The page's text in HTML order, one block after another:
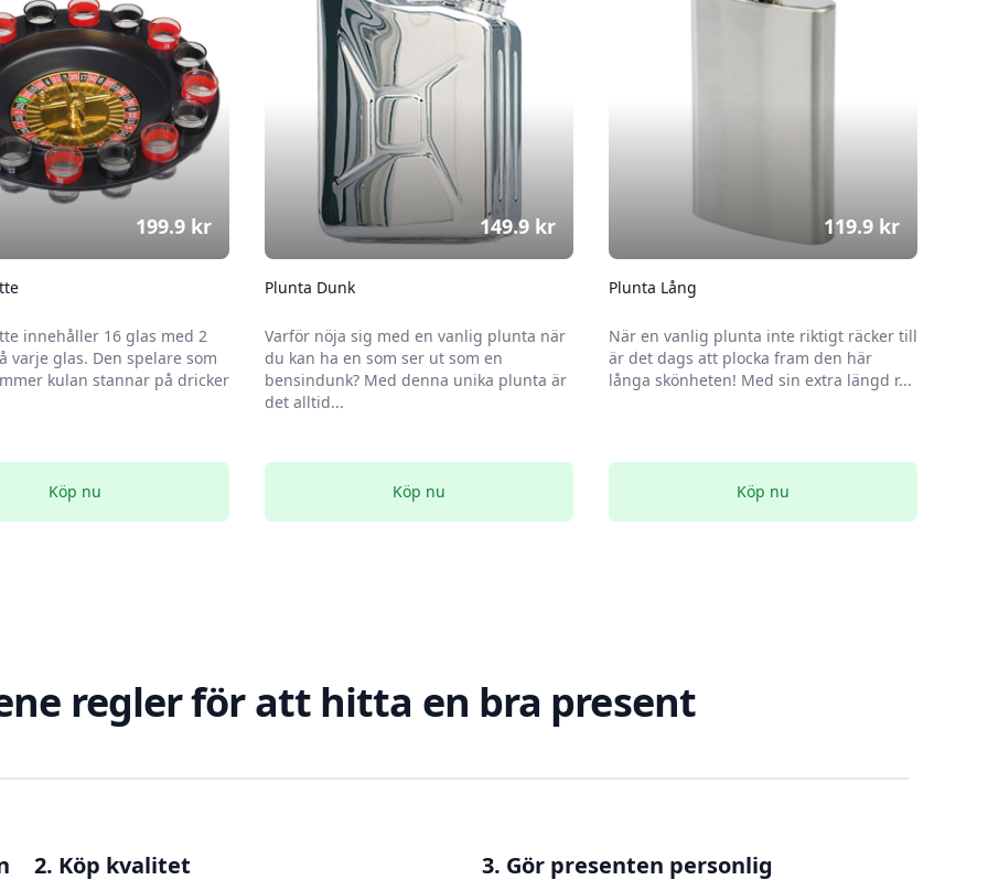
innehåller 16 glas med 2
varje glas. Den spelare som
kulan stannar på dricker
199.9 kr
Köp nu
Plunta Dunk
Varför nöja sig med en vanlig plunta när
du kan ha en som ser ut som en
bensindunk? Med denna unika plunta är
det alltid...
149.9 kr
Köp nu
Plunta Lång
När en vanlig plunta inte riktigt räcker till
är det dags att plocka fram den här
långa skönheten! Med sin extra längd r...
119.9 kr
Köp nu
regler för att hitta en bra present
2. Köp kvalitet 3. Gör presenten personlig